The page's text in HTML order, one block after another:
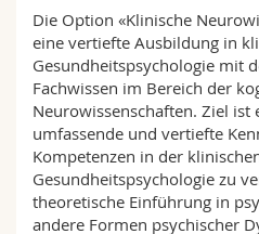
Die Option «Klinische
eine vertiefte Ausbildung in
Gesundheitspsychologie mit
Fachwissen im Bereich der
Neurowissenschaften. Ziel ist
umfassende und vertiefte
Kompetenzen in der
Gesundheitspsychologie zu
theoretische Einführung in
andere Formen psychischer